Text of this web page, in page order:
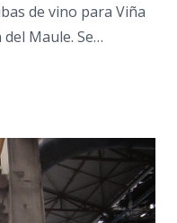
de vino para Viña
Maule. Se…